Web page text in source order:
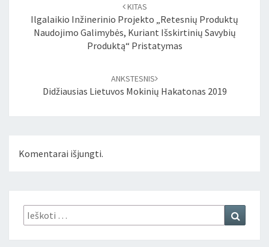
KITAS
Ilgalaikio Inžinerinio Projekto „Retesnių Produktų
Naudojimo Galimybės, Kuriant Išskirtinių Savybių
Produktą“ Pristatymas
ANKSTESNIS
Didžiausias Lietuvos Mokinių Hakatonas 2019
Komentarai išjungti.
Ieškoti: